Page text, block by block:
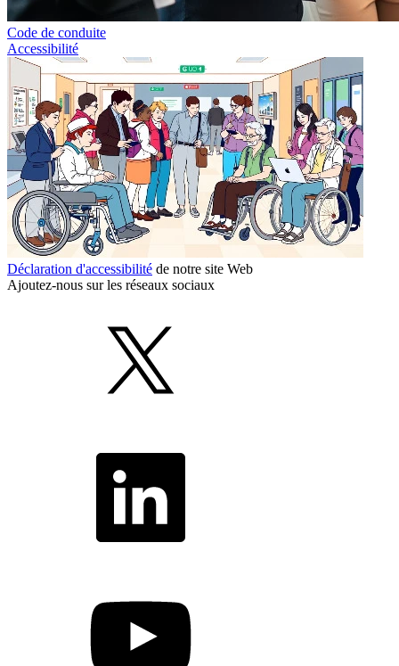
Code de conduite
Accessibilité
Déclaration d'accessibilité de notre site Web
Ajoutez-nous sur les réseaux sociaux